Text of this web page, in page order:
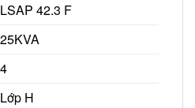
LSAP 42.3 F
25KVA
4
Lớp H